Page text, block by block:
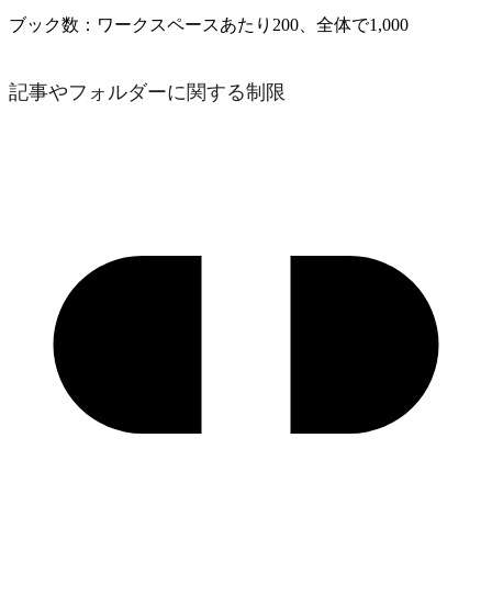
ブック数：ワークスペースあたり200、全体で1,000
記事やフォルダーに関する制限